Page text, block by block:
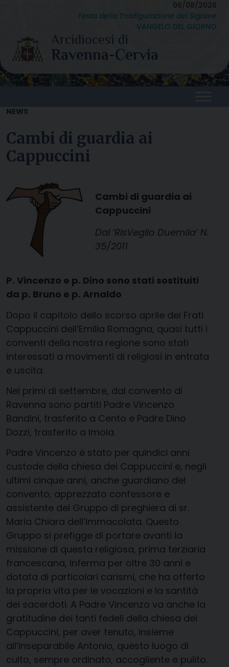
content
06/08/2026
Festa della Trasfigurazione del Signore
VANGELO DEL GIORNO
NEWS
Cambi di guardia ai
Cappuccini
Cambi di guardia ai
Cappuccini
Dal ‘RisVeglio Duemila’ N.
35/2011
P. Vincenzo e p. Dino sono stati sostituiti
da p. Bruno e p. Arnaldo
Dopo il capitolo dello scorso aprile dei Frati
Cappuccini dell’Emilia Romagna, quasi tutti i
conventi della nostra regione sono stati
interessati a movimenti di religiosi in entrata
e uscita.
Nei primi di settembre, dal convento di
Ravenna sono partiti Padre Vincenzo
Bandini, trasferito a Cento e Padre Dino
Dozzi, trasferito a Imola.
Padre Vincenzo è stato per quindici anni
custode della chiesa dei Cappuccini e, negli
ultimi cinque anni, anche guardiano del
convento, apprezzato confessore e
assistente del Gruppo di preghiera di sr.
Maria Chiara dell’Immacolata. Questo
Gruppo si prefigge di portare avanti la
missione di questa religiosa, prima terziaria
francescana, inferma per oltre 30 anni e
dotata di particolari carismi, che ha offerto
la propria vita per le vocazioni e la santità
dei sacerdoti. A Padre Vincenzo va anche la
gratitudine dei tanti fedeli della chiesa dei
Cappuccini, per aver tenuto, insieme
all’inseparabile Antonio, questo luogo di
culto, sempre ordinato, accogliente e pulito.